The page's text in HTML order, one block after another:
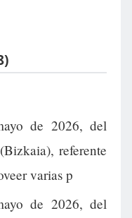
de 2026, del
referente
varias p
de 2026, del